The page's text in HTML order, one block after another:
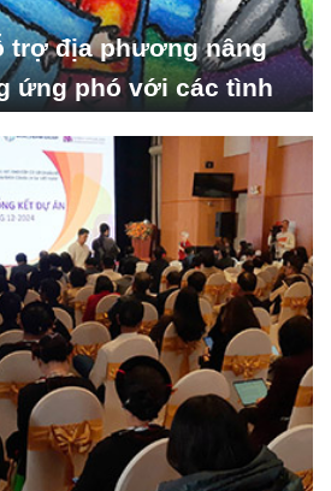
trợ địa phương nâng
ứng phó với các tình